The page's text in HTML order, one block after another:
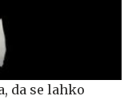
da se lahko